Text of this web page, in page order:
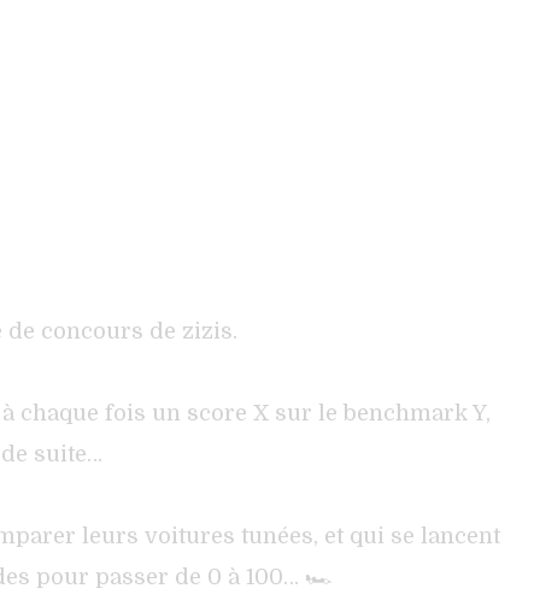
concours de zizis.
chaque fois un score X sur le benchmark Y,
suite…
leurs voitures tunées, et qui se lancent
pour passer de 0 à 100… 🏎️